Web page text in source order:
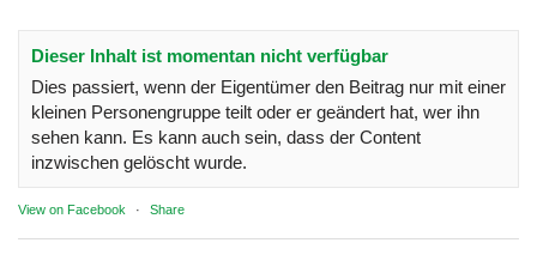
Dieser Inhalt ist momentan nicht verfügbar
Dies passiert, wenn der Eigentümer den Beitrag nur mit einer
kleinen Personengruppe teilt oder er geändert hat, wer ihn
sehen kann. Es kann auch sein, dass der Content
inzwischen gelöscht wurde.
View on Facebook · Share